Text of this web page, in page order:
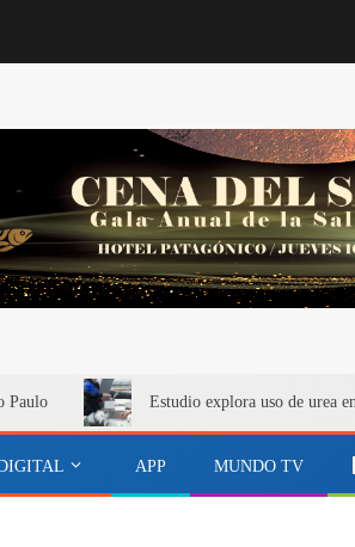
Paulo Estudio explora uso de urea
APP MUNDO TV